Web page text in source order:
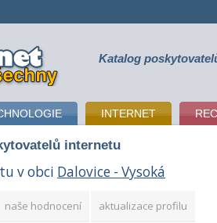
Katalog
INTERNET
internetu
v obci Dalovice - Vysoká
naše hodnocení aktualizace profilu